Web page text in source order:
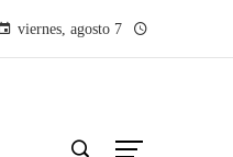
viernes, agosto 7